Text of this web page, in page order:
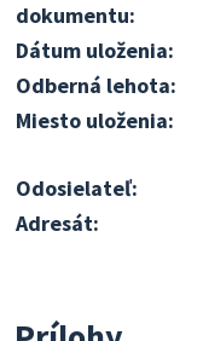
dokumentu:
Dátum uloženia:
Odberná lehota:
Miesto uloženia:
Odosielateľ:
Adresát: